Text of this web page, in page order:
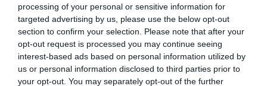
processing of your personal or sensitive information for
targeted advertising by us, please use the below opt-out
section to confirm your selection. Please note that after your
opt-out request is processed you may continue seeing
interest-based ads based on personal information utilized by
us or personal information disclosed to third parties prior to
your opt-out. You may separately opt-out of the further